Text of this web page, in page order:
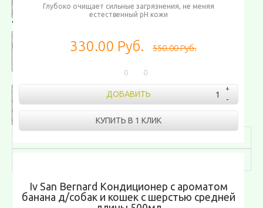
ТИП КОРМА
Глубоко очищает сильные загрязнения, не меняя
естественный pH кожи
330.00 Руб. 550.00 Руб.
0 0
ДОБАВИТЬ
КУПИТЬ В 1 КЛИК
Iv San Bernard Кондиционер с ароматом
банана д/собак и кошек с шерстью средней